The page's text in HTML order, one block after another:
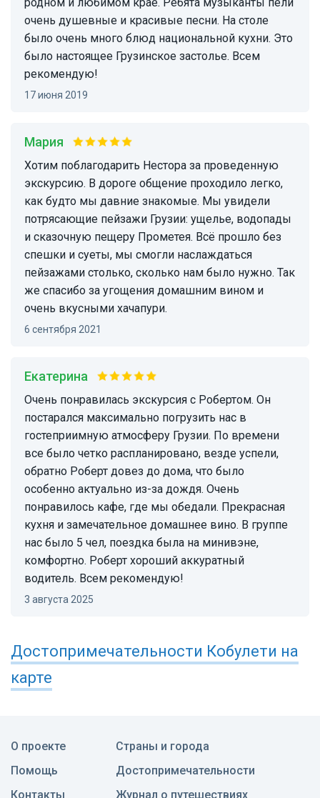
очень душевные и красивые песни. На столе
было очень много блюд национальной кухни. Это
было настоящее Грузинское застолье. Всем
рекомендую!
17 июня 2019
Мария
Хотим поблагодарить Нестора за проведенную
экскурсию. В дороге общение проходило легко,
как будто мы давние знакомые. Мы увидели
потрясающие пейзажи Грузии: ущелье, водопады
и сказочную пещеру Прометея. Всё прошло без
спешки и суеты, мы смогли наслаждаться
пейзажами столько, сколько нам было нужно. Так
же спасибо за угощения домашним вином и
очень вкусными хачапури.
6 сентября 2021
Екатерина
Очень понравилась экскурсия с Робертом. Он
постарался максимально погрузить нас в
гостеприимную атмосферу Грузии. По времени
все было четко распланировано, везде успели,
обратно Роберт довез до дома, что было
особенно актуально из-за дождя. Очень
понравилось кафе, где мы обедали. Прекрасная
кухня и замечательное домашнее вино. В группе
нас было 5 чел, поездка была на минивэне,
комфортно. Роберт хороший аккуратный
водитель. Всем рекомендую!
3 августа 2025
Достопримечательности Кобулети на
карте
О проекте
Помощь
Контакты
Страны и города
Достопримечательности
Журнал о путешествиях